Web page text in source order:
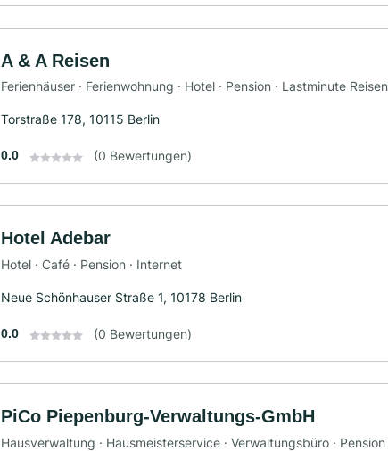
A & A Reisen
Ferienhäuser · Ferienwohnung · Hotel · Pension · Lastminute Reisen
Torstraße 178, 10115 Berlin
0.0 (0 Bewertungen)
Hotel Adebar
Hotel · Café · Pension · Internet
Neue Schönhauser Straße 1, 10178 Berlin
0.0 (0 Bewertungen)
PiCo Piepenburg-Verwaltungs-GmbH
Hausverwaltung · Hausmeisterservice · Verwaltungsbüro · Pension